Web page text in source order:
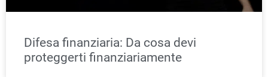
Difesa finanziaria: Da cosa devi
proteggerti finanziariamente